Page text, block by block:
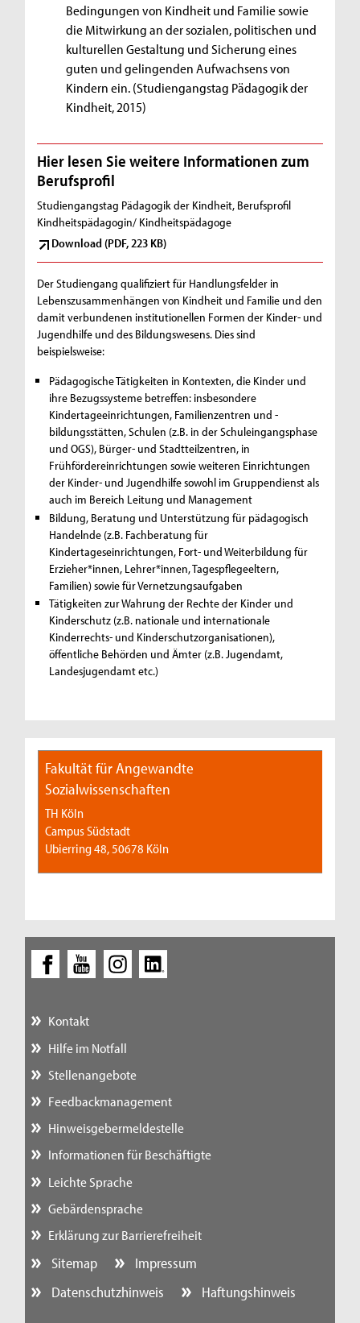
Bedingungen von Kindheit und Familie sowie
die Mitwirkung an der sozialen, politischen und
kulturellen Gestaltung und Sicherung eines
guten und gelingenden Aufwachsens von
Kindern ein. (Studiengangstag Pädagogik der
Kindheit, 2015)
Hier lesen Sie weitere Informationen zum
Berufsprofil
Studiengangstag Pädagogik der Kindheit, Berufsprofil
Kindheitspädagogin/ Kindheitspädagoge
Download (PDF, 223 KB)
Der Studiengang qualifiziert für Handlungsfelder in
Lebenszusammenhängen von Kindheit und Familie und den
damit verbundenen institutionellen Formen der Kinder- und
Jugendhilfe und des Bildungswesens. Dies sind
beispielsweise:
Pädagogische Tätigkeiten in Kontexten, die Kinder und
ihre Bezugssysteme betreffen: insbesondere
Kindertageeinrichtungen, Familienzentren und -
bildungsstätten, Schulen (z.B. in der Schuleingangsphase
und OGS), Bürger- und Stadtteilzentren, in
Frühfördereinrichtungen sowie weiteren Einrichtungen
der Kinder- und Jugendhilfe sowohl im Gruppendienst als
auch im Bereich Leitung und Management
Bildung, Beratung und Unterstützung für pädagogisch
Handelnde (z.B. Fachberatung für
Kindertageseinrichtungen, Fort- und Weiterbildung für
Erzieher*innen, Lehrer*innen, Tagespflegeeltern,
Familien) sowie für Vernetzungsaufgaben
Tätigkeiten zur Wahrung der Rechte der Kinder und
Kinderschutz (z.B. nationale und internationale
Kinderrechts- und Kinderschutzorganisationen),
öffentliche Behörden und Ämter (z.B. Jugendamt,
Landesjugendamt etc.)
Fakultät für Angewandte
Sozialwissenschaften
TH Köln
Campus Südstadt
Ubierring 48, 50678 Köln
Kontakt
Hilfe im Notfall
Stellenangebote
Feedbackmanagement
Hinweisgebermeldestelle
Informationen für Beschäftigte
Leichte Sprache
Gebärdensprache
Erklärung zur Barrierefreiheit
Sitemap
Impressum
Datenschutzhinweis
Haftungshinweis